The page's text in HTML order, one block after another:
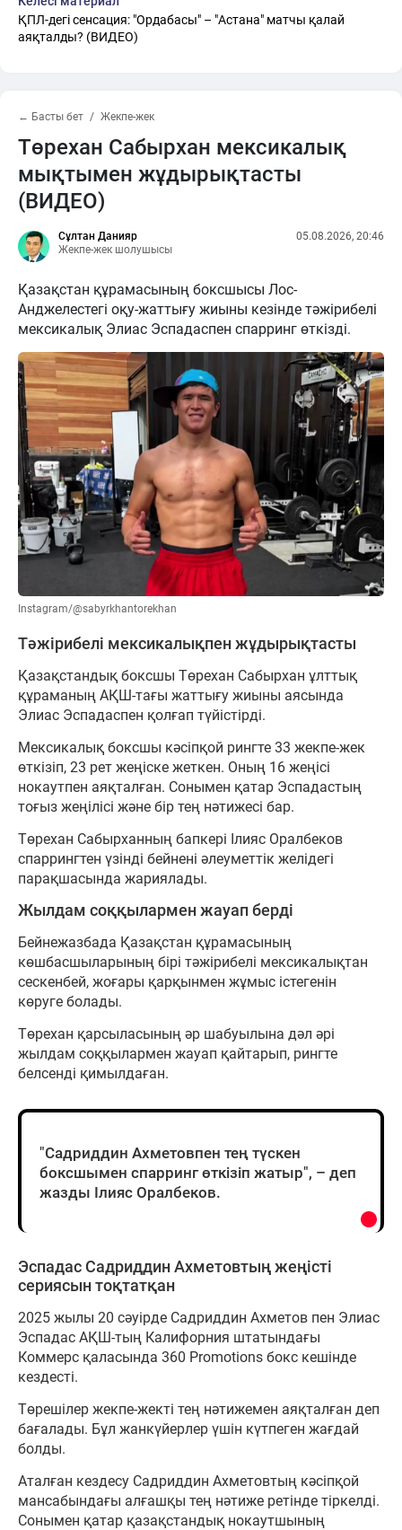
ҚПЛ-дегі сенсация: "Ордабасы" – "Астана" матчы қалай
аяқталды? (ВИДЕО)
← Басты бет Жекпе-жек
Төрехан Сабырхан мексикалық
мықтымен жұдырықтасты
(ВИДЕО)
Сұлтан Данияр
Жекпе-жек шолушысы
05.08.2026, 20:46
Қазақстан құрамасының боксшысы Лос-
Анджелестегі оқу-жаттығу жиыны кезінде тәжірибелі
мексикалық Элиас Эспадаспен спарринг өткізді.
Instagram/@sabyrkhantorekhan
Тәжірибелі мексикалықпен жұдырықтасты
Қазақстандық боксшы Төрехан Сабырхан ұлттық
құраманың АҚШ-тағы жаттығу жиыны аясында
Элиас Эспадаспен қолғап түйістірді.
Мексикалық боксшы кәсіпқой рингте 33 жекпе-жек
өткізіп, 23 рет жеңіске жеткен. Оның 16 жеңісі
нокаутпен аяқталған. Сонымен қатар Эспадастың
тоғыз жеңілісі және бір тең нәтижесі бар.
Төрехан Сабырханның бапкері Ілияс Оралбеков
спаррингтен үзінді бейнені әлеуметтік желідегі
парақшасында жариялады.
Жылдам соққылармен жауап берді
Бейнежазбада Қазақстан құрамасының
көшбасшыларының бірі тәжірибелі мексикалықтан
сескенбей, жоғары қарқынмен жұмыс істегенін
көруге болады.
Төрехан қарсыласының әр шабуылына дәл әрі
жылдам соққылармен жауап қайтарып, рингте
белсенді қимылдаған.
"Садриддин Ахметовпен тең түскен
боксшымен спарринг өткізіп жатыр", – деп
жазды Ілияс Оралбеков.
Эспадас Садриддин Ахметовтың жеңісті
сериясын тоқтатқан
2025 жылы 20 сәуірде Садриддин Ахметов пен Элиас
Эспадас АҚШ-тың Калифорния штатындағы
Коммерс қаласында 360 Promotions бокс кешінде
кездесті.
Төрешілер жекпе-жекті тең нәтижемен аяқталған деп
бағалады. Бұл жанкүйерлер үшін күтпеген жағдай
болды.
Аталған кездесу Садриддин Ахметовтың кәсіпқой
мансабындағы алғашқы тең нәтиже ретінде тіркелді.
Сонымен қатар қазақстандық нокаутшының